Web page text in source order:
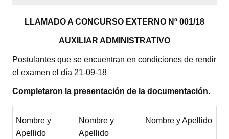
LLAMADO A CONCURSO EXTERNO Nº 001/18
AUXILIAR ADMINISTRATIVO
Postulantes que se encuentran en condiciones de rendir
el examen el día 21-09-18
Completaron la presentación de la documentación.
Nombre y
Apellido
Nombre y
Apellido
Nombre y Apellido